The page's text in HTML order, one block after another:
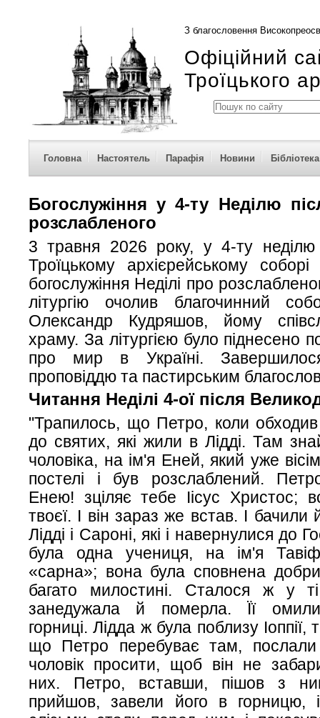
З благословення
Офіційний
Троїцького
Головна Настоятель Парафія Новини Бібліотека
Богослужіння у 4-ту Неділю
розслабленого
3 травня 2026 року, у 4-ту
Троїцькому архієрейському
богослужіння Неділі про
літургію очолив благочинний
Олександр Кудряшов, йому
храму. За літургією було піднесено
про мир в Україні. Завершилося
проповіддю та пастирським
Читання Неділі 4-ої після
"Трапилось, що Петро, коли обходив
до святих, які жили в Лідді. Там
чоловіка, на ім'я Еней, який уже
постелі і був розслаблений.
Енею! зціляє тебе Іісус Христос;
твоєї. І він зараз же встав. І бачили
Лідді і Сароні, які і навернулися до
була одна учениця, на ім'я
«сарна»; вона була сповнена
багато милостині. Сталося ж у
занедужала й померла. Її
горниці. Лідда ж була поблизу Іоппії,
що Петро перебуває там,
чоловік просити, щоб він не
них. Петро, вставши, пішов з
прийшов, завели його в горницю, і